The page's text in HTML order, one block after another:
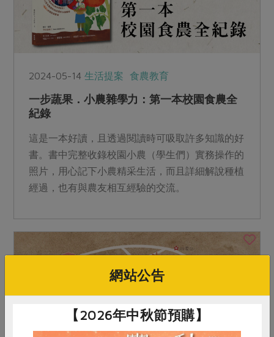
2024-05-14生活提案 食農教育
一步蔬果．小農雜學力：第一本校園食農全
紀錄
這是一本好讀，且透過閱讀時可吸取許多知識的好
書。書中完整收錄校園小農（學生們）實務操作的
照片，用心記下小農精采生活，而且詳細解說種植
經過，也有與農友相互經驗的交流。
網站公告
【2026年中秋節預購】